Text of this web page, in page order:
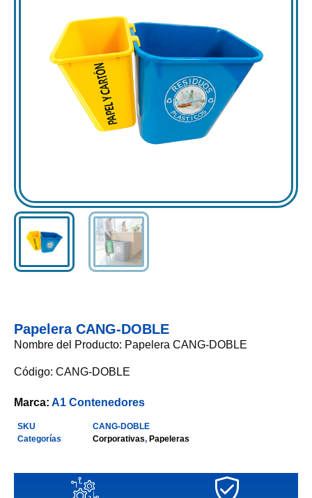
Papelera CANG-DOBLE
Nombre del Producto: Papelera CANG-DOBLE
Código: CANG-DOBLE
Marca: A1 Contenedores
SKU
CANG-DOBLE
Categorías
Corporativas, Papeleras